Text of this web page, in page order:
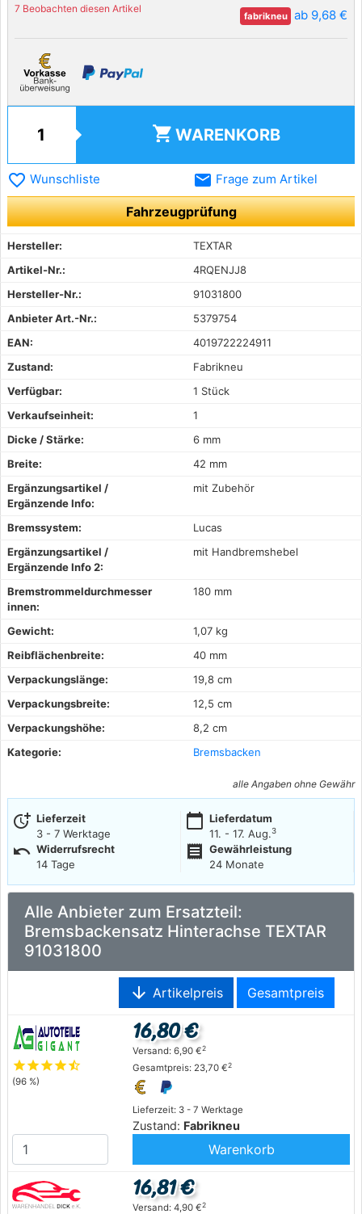
7 Beobachten diesen Artikel
fabrikneu ab 9,68 €
shopping_cart WARENKORB
favorite_border Wunschliste email Frage zum Artikel
Fahrzeugprüfung
Hersteller:
TEXTAR
Artikel-Nr.:
4RQENJJ8
Hersteller-Nr.:
91031800
Anbieter Art.-Nr.:
5379754
EAN:
4019722224911
Zustand:
Fabrikneu
Verfügbar:
1 Stück
Verkaufseinheit:
1
Dicke / Stärke:
6 mm
Breite:
42 mm
Ergänzungsartikel /
Ergänzende Info:
mit Zubehör
Bremssystem:
Lucas
Ergänzungsartikel /
Ergänzende Info 2:
mit Handbremshebel
Bremstrommeldurchmesser
innen:
180 mm
Gewicht:
1,07 kg
Reibflächenbreite:
40 mm
Verpackungslänge:
19,8 cm
Verpackungsbreite:
12,5 cm
Verpackungshöhe:
8,2 cm
Kategorie:
Bremsbacken
alle Angaben ohne Gewähr
more_time Lieferzeit
3 - 7 Werktage
calendar_today Lieferdatum
11. - 17. Aug.3
undo Widerrufsrecht
14 Tage
receipt
Gewährleistung
24 Monate
Alle Anbieter zum Ersatzteil:
Bremsbackensatz Hinterachse TEXTAR
91031800
arrow_downward Artikelpreis Gesamtpreis
starstarstarstarstar_half
(96 %)
Lieferzeit: 3 - 7 Werktage
Zustand: Fabrikneu
16,80 €
Versand: 6,90 €2
Gesamtpreis: 23,70 €2
Warenkorb
16,81 €
Versand: 4,90 €2